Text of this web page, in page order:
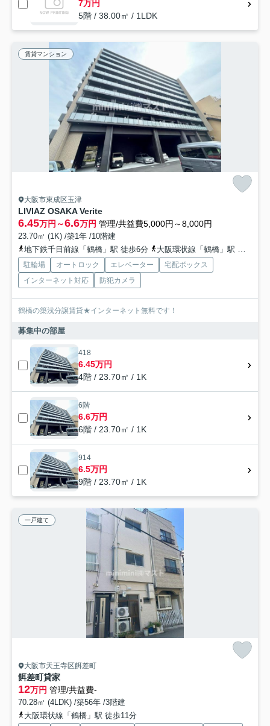
7万円
5階 / 38.00㎡ / 1LDK
賃貸マンション
大阪市東成区玉津
LIVIAZ OSAKA Verite
6.45万円～6.6万円 管理/共益費5,000円～8,000円
23.70㎡ (1K) /築1年 /10階建
地下鉄千日前線「鶴橋」駅 徒歩6分
大阪環状線「鶴橋」駅 徒歩7分
駐輪場 オートロック エレベーター
宅配ボックス
インターネット対応
防犯カメラ
鶴橋の築浅分譲賃貸★インターネット無料です！
募集中の部屋
418
6.45万円
4階 / 23.70㎡ / 1K
6階
6.6万円
6階 / 23.70㎡ / 1K
914
6.5万円
9階 / 23.70㎡ / 1K
一戸建て
大阪市天王寺区餌差町
餌差町貸家
12万円 管理/共益費-
70.28㎡ (4LDK) /築56年 /3階建
大阪環状線「鶴橋」駅 徒歩11分